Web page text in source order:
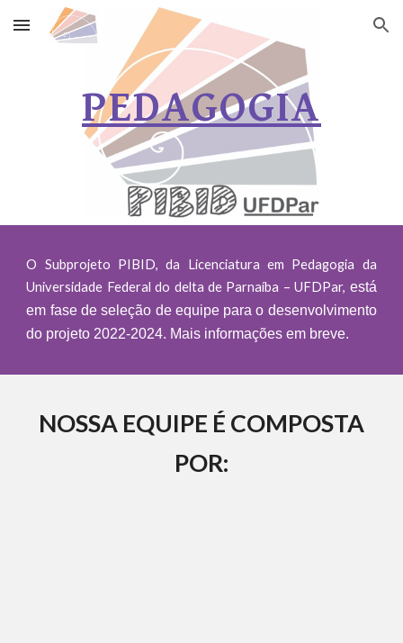
Skip to main content Skip to navigation
PEDAGOGIA
O Subprojeto PIBID, da Licenciatura em Pedagogia da
Universidade Federal do delta de Parnaíba – UFDPar, está
em fase de seleção de equipe para o desenvolvimento
do projeto 2022-2024. Mais informações em breve.
NOSSA EQUIPE É COMPOSTA
POR: